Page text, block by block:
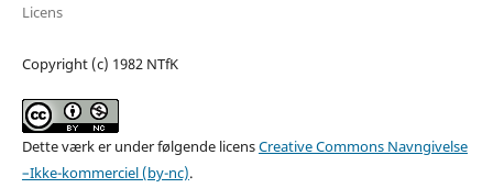
Licens
Copyright (c) 1982 NTfK
Dette værk er under følgende licensCreative Commons Navngivelse
–Ikke-kommerciel (by-nc).